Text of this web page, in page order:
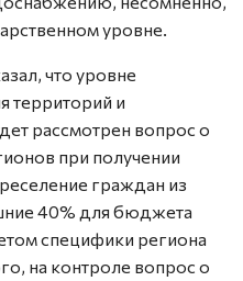
уровне.
что уровне
территорий и
рассмотрен вопрос о
при получении
граждан из
40% для бюджета
специфики региона
на контроле вопрос о